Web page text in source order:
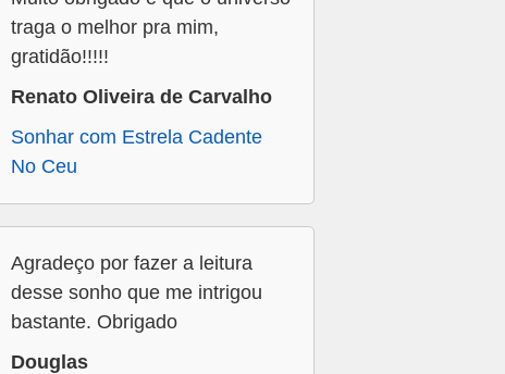
traga o melhor pra mim,
gratidão!!!!!
Renato Oliveira de Carvalho
Sonhar com Estrela Cadente
No Ceu
Agradeço por fazer a leitura
desse sonho que me intrigou
bastante. Obrigado
Douglas